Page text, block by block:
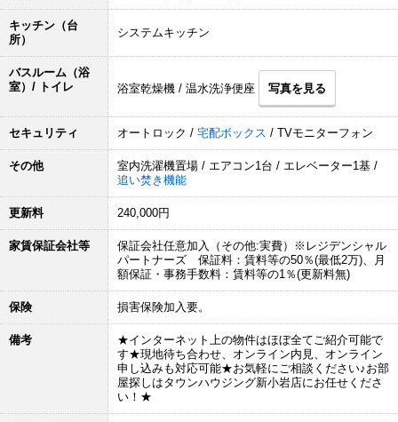
キッチン（台
所）
システムキッチン
バスルーム（浴
室）/ トイレ
浴室乾燥機 / 温水洗浄便座 写真を見る
セキュリティ オートロック / 宅配ボックス / TVモニターフォン
その他
室内洗濯機置場 / エアコン1台 / エレベーター1基 /
追い焚き機能
更新料 240,000円
家賃保証会社等
保証会社任意加入（その他:実費）※レジデンシャル
パートナーズ 保証料：賃料等の50％(最低2万)、月
額保証・事務手数料：賃料等の1％(更新料無)
保険 損害保険加入要。
備考
★インターネット上の物件はほぼ全てご紹介可能で
す★現地待ち合わせ、オンライン内見、オンライン
申し込みも対応可能★お気軽にご相談ください♪お部
屋探しはタウンハウジング新小岩店にお任せくださ
い！★